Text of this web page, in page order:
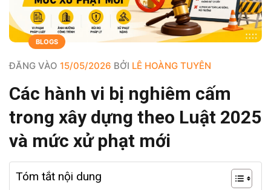
BLOGS
ĐĂNG VÀO 15/05/2026 BỞI LÊ HOÀNG TUYÊN
Các hành vi bị nghiêm cấm
trong xây dựng theo Luật 2025
và mức xử phạt mới
Tóm tắt nội dung